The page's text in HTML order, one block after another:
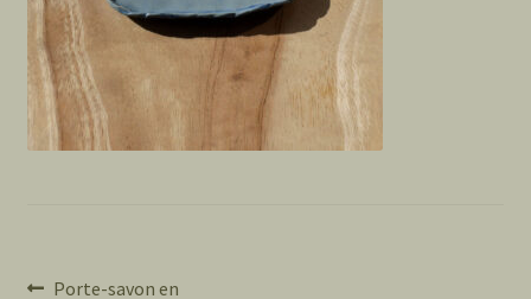
Article
Porte-savon en